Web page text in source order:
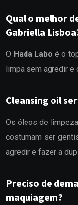
Qual o melhor
Gabriella
O Hada Labo é o
limpa sem agredir e
Cleansing oil
Os óleos de
costumam ser
agredir e fazer a
Preciso de
maquiagem?